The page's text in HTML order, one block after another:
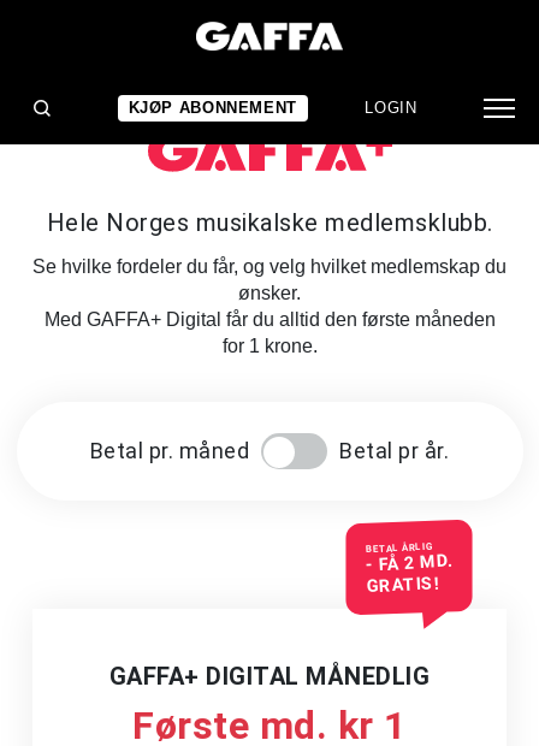
KJØP ABONNEMENT LOGIN
Hele Norges musikalske medlemsklubb.
Se hvilke fordeler du får, og velg hvilket medlemskap du
ønsker.
Med GAFFA+ Digital får du alltid den første måneden
for 1 krone.
Betal pr. måned Betal pr år.
BETAL ÅRLIG
- FÅ 2 MD.
GRATIS!
GAFFA+ DIGITAL MÅNEDLIG
Første md. kr 1